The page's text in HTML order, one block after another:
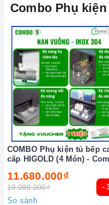
Combo Phụ
-
COMBO Phụ kiện tủ bếp
cấp HIGOLD (4 Món) -
11.680.000₫
19.080.000₫
So sánh